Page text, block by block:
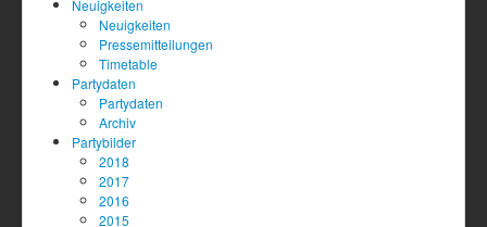
Neuigkeiten
Neuigkeiten
Pressemitteilungen
Timetable
Partydaten
Partydaten
Archiv
Partybilder
2018
2017
2016
2015